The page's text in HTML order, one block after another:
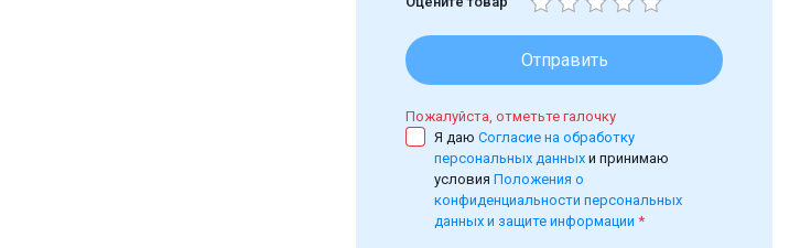
Отправить
Пожалуйста, отметьте галочку
Я даюСогласие на обработку
персональных данныхи принимаю
условияПоложения о
конфиденциальности персональных
данных и защите информации *